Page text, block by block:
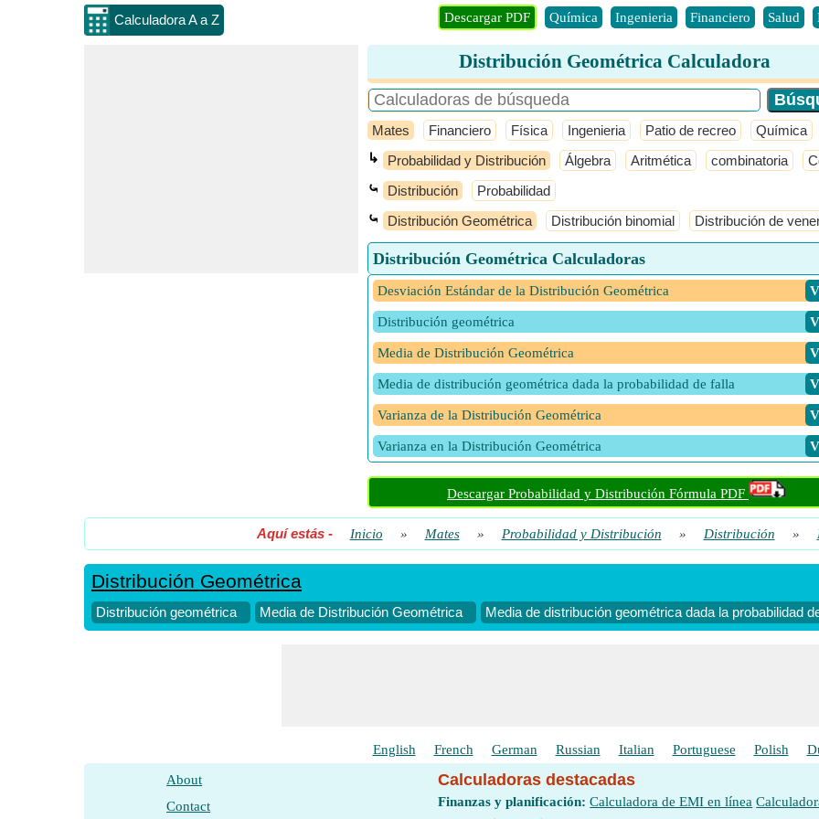
Calculadora A a Z Descargar PDF Química Ingenieria Financiero Salud
Distribución Geométrica Calculadora
Mates Financiero Física Ingenieria Patio de recreo Química
↳ Probabilidad y Distribución Álgebra Aritmética combinatoria
⤿ Distribución Probabilidad
⤿ Distribución Geométrica Distribución binomial Distribución de
Distribución Geométrica Calculadoras
Desviación Estándar de la Distribución Geométrica
Distribución geométrica
Media de Distribución Geométrica
Media de distribución geométrica dada la probabilidad de falla
Varianza de la Distribución Geométrica
Varianza en la Distribución Geométrica
Descargar Probabilidad y Distribución Fórmula PDF
Aquí estás- Inicio » Mates » Probabilidad y Distribución » Distribución »
Distribución Geométrica
Distribución geométrica Media de Distribución Geométrica Media de distribución geométrica dada la probabilidad
English French German Russian Italian Portuguese Polish
About
Contact
Calculadoras destacadas
Finanzas y planificación: Calculadora de EMI en línea